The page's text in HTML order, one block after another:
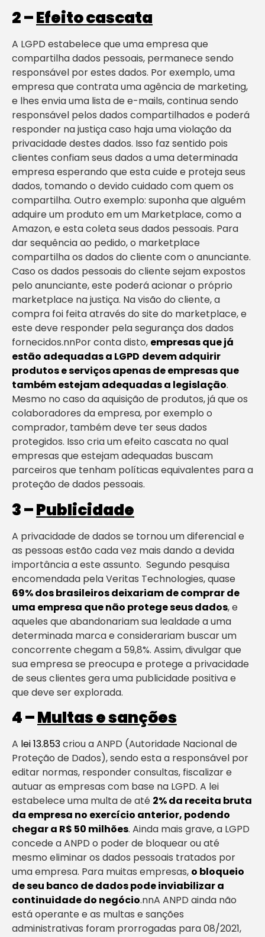
2 –Efeito cascata
A LGPD estabelece que uma empresa que
compartilha dados pessoais, permanece sendo
responsável por estes dados. Por exemplo, uma
empresa que contrata uma agência de marketing,
e lhes envia uma lista de e-mails, continua sendo
responsável pelos dados compartilhados e poderá
responder na justiça caso haja uma violação da
privacidade destes dados. Isso faz sentido pois
clientes confiam seus dados a uma determinada
empresa esperando que esta cuide e proteja seus
dados, tomando o devido cuidado com quem os
compartilha. Outro exemplo: suponha que alguém
adquire um produto em um Marketplace, como a
Amazon, e esta coleta seus dados pessoais. Para
dar sequência ao pedido, o marketplace
compartilha os dados do cliente com o anunciante.
Caso os dados pessoais do cliente sejam expostos
pelo anunciante, este poderá acionar o próprio
marketplace na justiça. Na visão do cliente, a
compra foi feita através do site do marketplace, e
este deve responder pela segurança dos dados
fornecidos.nnPor conta disto, empresas que já
estão adequadas a LGPD devem adquirir
produtos e serviços apenas de empresas que
também estejam adequadas a legislação.
Mesmo no caso da aquisição de produtos, já que os
colaboradores da empresa, por exemplo o
comprador, também deve ter seus dados
protegidos. Isso cria um efeito cascata no qual
empresas que estejam adequadas buscam
parceiros que tenham políticas equivalentes para a
proteção de dados pessoais.
3 –Publicidade
A privacidade de dados se tornou um diferencial e
as pessoas estão cada vez mais dando a devida
importância a este assunto. Segundo pesquisa
encomendada pela Veritas Technologies, quase
69% dos brasileiros deixariam de comprar de
uma empresa que não protege seus dados, e
aqueles que abandonariam sua lealdade a uma
determinada marca e considerariam buscar um
concorrente chegam a 59,8%. Assim, divulgar que
sua empresa se preocupa e protege a privacidade
de seus clientes gera uma publicidade positiva e
que deve ser explorada.
4 –Multas e sanções
A lei 13.853criou a ANPD (Autoridade Nacional de
Proteção de Dados), sendo esta a responsável por
editar normas, responder consultas, fiscalizar e
autuar as empresas com base na LGPD. A lei
estabelece uma multa de até 2% da receita bruta
da empresa no exercício anterior, podendo
chegar a R$ 50 milhões. Ainda mais grave, a LGPD
concede a ANPD o poder de bloquear ou até
mesmo eliminar os dados pessoais tratados por
uma empresa. Para muitas empresas, o bloqueio
de seu banco de dados pode inviabilizar a
continuidade do negócio.nnA ANPD ainda não
está operante e as multas e sanções
administrativas foram prorrogadas para 08/2021,